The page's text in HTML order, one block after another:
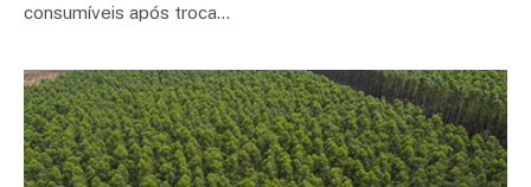
consumíveis após troca…